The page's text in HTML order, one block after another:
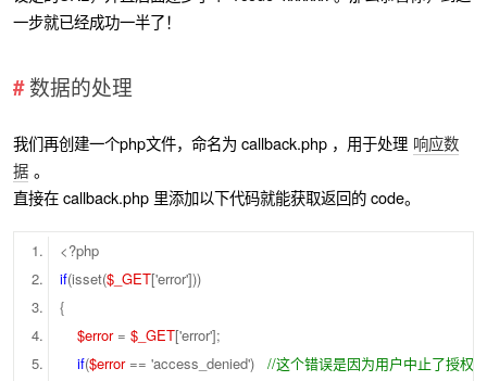
一步就已经成功一半了！
数据的处理
我们再创建一个php文件，命名为 callback.php ，用于处理 响应数
据 。
直接在 callback.php 里添加以下代码就能获取返回的 code。
<?php
if(isset($_GET['error']))
{
$error=$_GET['error'];
if($error== 'access_denied')//这个错误是因为用户中止了授权